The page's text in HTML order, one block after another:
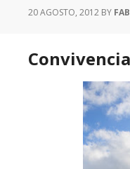
20 AGOSTO, 2012 BY